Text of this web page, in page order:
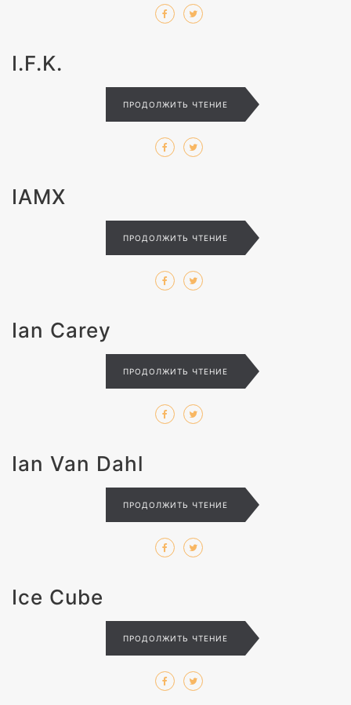
I.F.K.
ПРОДОЛЖИТЬ ЧТЕНИЕ
IAMX
ПРОДОЛЖИТЬ ЧТЕНИЕ
Ian Carey
ПРОДОЛЖИТЬ ЧТЕНИЕ
Ian Van Dahl
ПРОДОЛЖИТЬ ЧТЕНИЕ
Ice Cube
ПРОДОЛЖИТЬ ЧТЕНИЕ